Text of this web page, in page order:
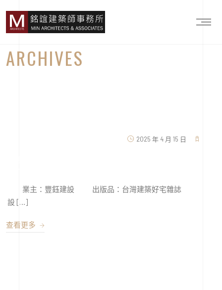
ARCHIVES
2025 年 4 月 15 日
業主：豐鈺建設 出版品：台灣建築好宅雜誌
設 […]
查看更多